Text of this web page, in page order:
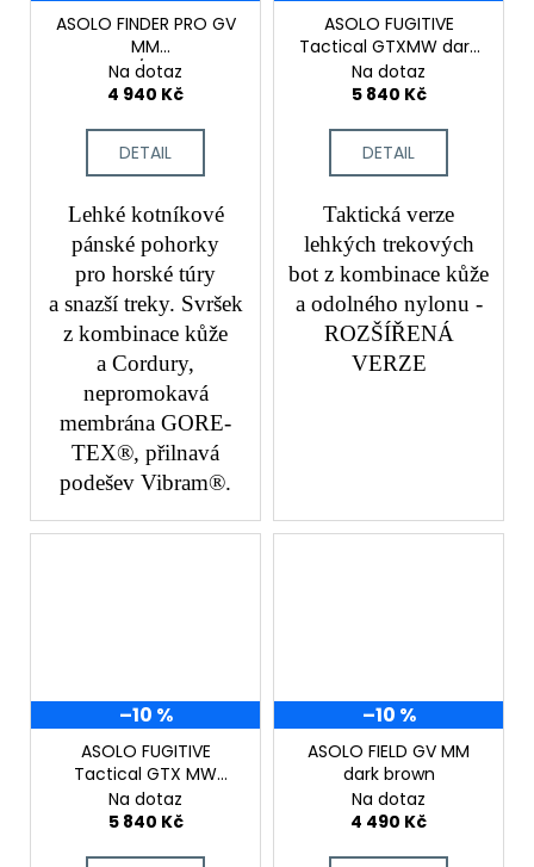
ASOLO FINDER PRO GV
MM
graphite/gunmetal
Na dotaz
4 940 Kč
DETAIL
Lehké kotníkové
pánské pohorky
pro horské túry
a snazší treky. Svršek
z kombinace kůže
a Cordury,
nepromokavá
membrána GORE-
TEX®, přilnavá
podešev Vibram®.
ASOLO FUGITIVE
Tactical GTXMW dark
brown
Na dotaz
5 840 Kč
DETAIL
Taktická verze
lehkých trekových
bot z kombinace kůže
a odolného nylonu -
ROZŠÍŘENÁ
VERZE
–10 %
ASOLO FUGITIVE
Tactical GTX MW
black
Na dotaz
5 840 Kč
–10 %
ASOLO FIELD GV MM
dark brown
Na dotaz
4 490 Kč